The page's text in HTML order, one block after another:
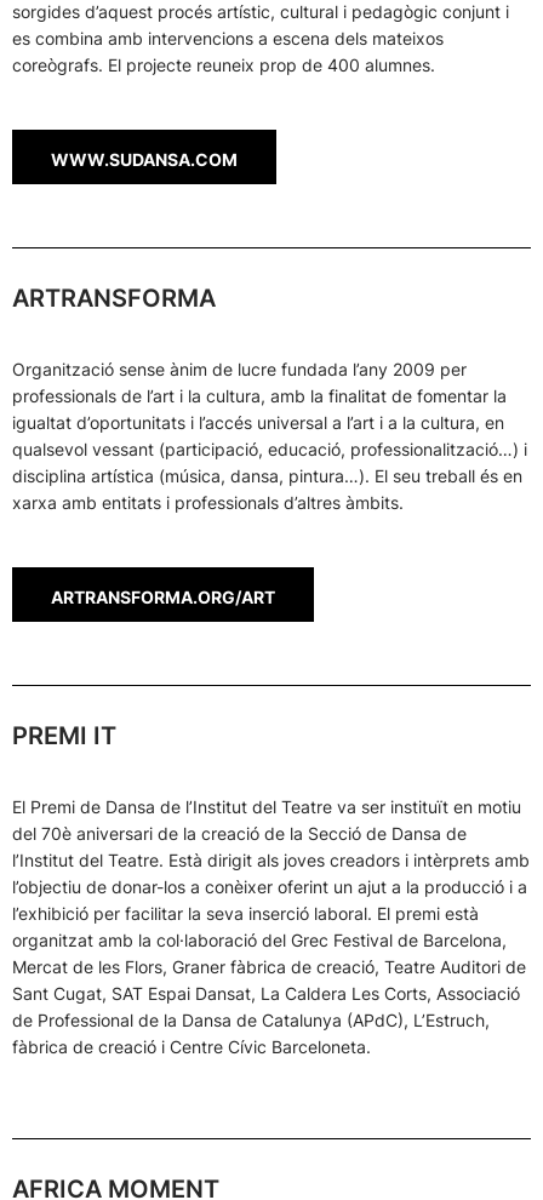
sorgides d’aquest procés artístic, cultural i pedagògic conjunt i
es combina amb intervencions a escena dels mateixos
coreògrafs. El projecte reuneix prop de 400 alumnes.
WWW.SUDANSA.COM
ARTRANSFORMA
Organització sense ànim de lucre fundada l’any 2009 per
professionals de l’art i la cultura, amb la finalitat de fomentar la
igualtat d’oportunitats i l’accés universal a l’art i a la cultura, en
qualsevol vessant (participació, educació, professionalització…) i
disciplina artística (música, dansa, pintura…). El seu treball és en
xarxa amb entitats i professionals d’altres àmbits.
ARTRANSFORMA.ORG/ART
PREMI IT
El Premi de Dansa de l’Institut del Teatre va ser instituït en motiu
del 70è aniversari de la creació de la Secció de Dansa de
l’Institut del Teatre. Està dirigit als joves creadors i intèrprets amb
l’objectiu de donar-los a conèixer oferint un ajut a la producció i a
l’exhibició per facilitar la seva inserció laboral. El premi està
organitzat amb la col·laboració del Grec Festival de Barcelona,
Mercat de les Flors, Graner fàbrica de creació, Teatre Auditori de
Sant Cugat, SAT Espai Dansat, La Caldera Les Corts, Associació
de Professional de la Dansa de Catalunya (APdC), L’Estruch,
fàbrica de creació i Centre Cívic Barceloneta.
AFRICA MOMENT